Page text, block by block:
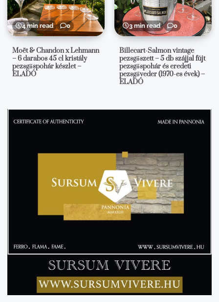
4 min read 0
Moët & Chandon x Lehmann
– 6 darabos 45 cl kristály
pezsgőspohár készlet –
ELADÓ
3 min read 0
Billecart-Salmon vintage
pezsgőszett – 5 db szájjal fújt
pezsgőspohár és eredeti
pezsgőveder (1970-es évek) –
ELADÓ